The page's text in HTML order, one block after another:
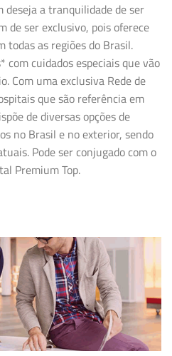
deseja a tranquilidade de ser
de ser exclusivo, pois oferece
todas as regiões do Brasil.
com cuidados especiais que vão
Com uma exclusiva Rede de
que são referência em
de diversas opções de
no Brasil e no exterior, sendo
Pode ser conjugado com o
Premium Top.